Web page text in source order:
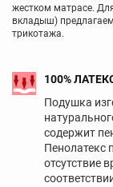
жестком матрасе.
вкладыш)
трикотажа.
100%
Подушка
содержит
Пенолатекс
отсутствие